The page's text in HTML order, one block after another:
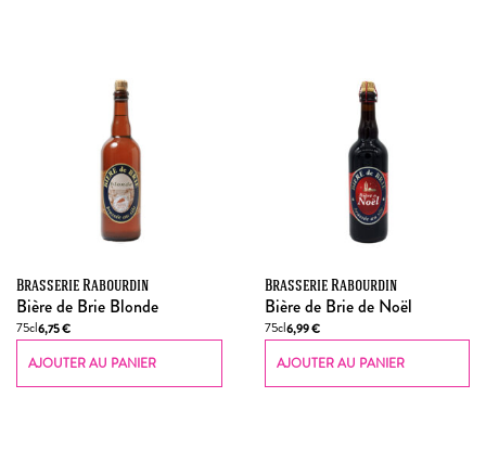
Brasserie Rabourdin
Bière de Brie Blonde
75cl6,75€
AJOUTER AU PANIER
Brasserie Rabourdin
Bière de Brie de Noël
75cl6,99€
AJOUTER AU PANIER